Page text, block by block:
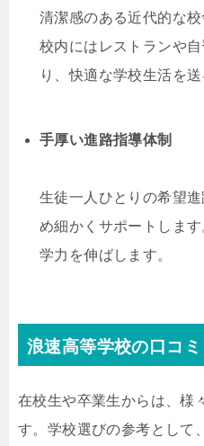
清潔感のある近代的な
校内にはレストランや
り、快適な学校生活を
手厚い進路指導体制
生徒一人ひとりの希望
め細かくサポートしま
学力を伸ばします。
浪速高等学校の口コ
在校生や卒業生からは、様
す。学校選びの参考として